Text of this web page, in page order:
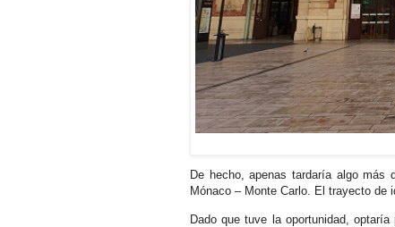
De hecho, apenas tardaría algo más
Mónaco – Monte Carlo. El trayecto de
Dado que tuve la oportunidad,